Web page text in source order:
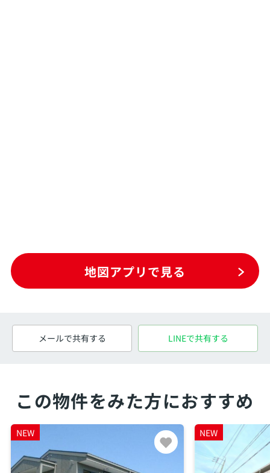
地図アプリで見る
メールで共有する LINEで共有する
この物件をみた方におすすめ
NEW NEW